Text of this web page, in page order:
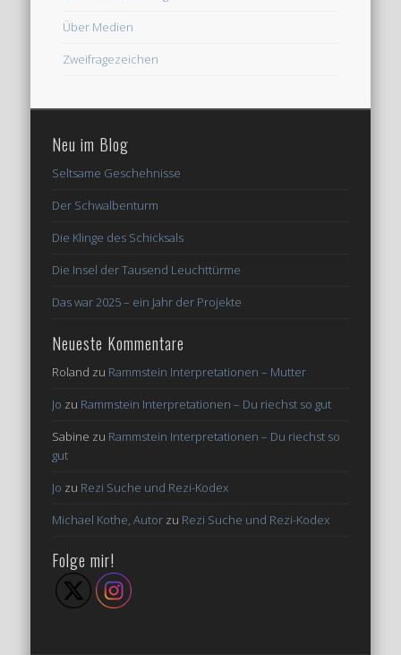
Über Medien
Zweifragezeichen
Neu im Blog
Seltsame Geschehnisse
Der Schwalbenturm
Die Klinge des Schicksals
Die Insel der Tausend Leuchttürme
Das war 2025 – ein Jahr der Projekte
Neueste Kommentare
Roland zu Rammstein Interpretationen – Mutter
Jo zu Rammstein Interpretationen – Du riechst so gut
Sabine zu Rammstein Interpretationen – Du riechst so
gut
Jo zu Rezi Suche und Rezi-Kodex
Michael Kothe, Autor zu Rezi Suche und Rezi-Kodex
Folge mir!